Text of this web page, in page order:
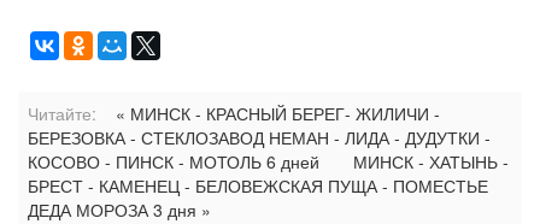
Читайте:
« МИНСК - КРАСНЫЙ БЕРЕГ- ЖИЛИЧИ -
БЕРЕЗОВКА - СТЕКЛОЗАВОД НЕМАН - ЛИДА - ДУДУТКИ -
КОСОВО - ПИНСК - МОТОЛЬ 6 дней
МИНСК - ХАТЫНЬ -
БРЕСТ - КАМЕНЕЦ - БЕЛОВЕЖСКАЯ ПУЩА - ПОМЕСТЬЕ
ДЕДА МОРОЗА 3 дня »